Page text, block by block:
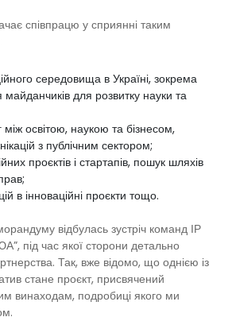
співпрацю у сприянні таким
середовища в Україні, зокрема
для розвитку науки та
освітою, наукою та бізнесом,
з публічним сектором;
проєктів і стартапів, пошук шляхів
в інноваційні проєкти тощо.
відбулась зустріч команд ІР
під час якої сторони детально
Так, вже відомо, що однією із
стане проєкт, присвячений
винаходам, подробиці якого ми